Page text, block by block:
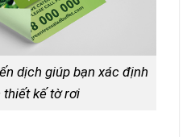
dịch giúp bạn xác định
kế tờ rơi